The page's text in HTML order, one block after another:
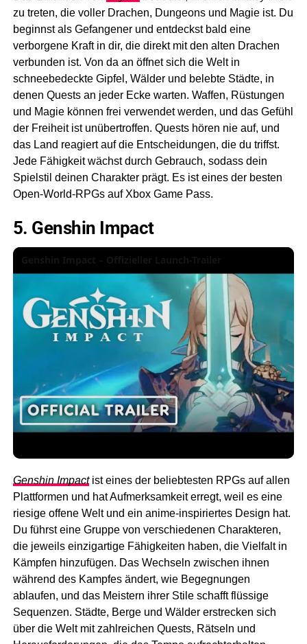
zu treten, die voller Drachen, Dungeons und Magie ist. Du
beginnst als Gefangener und entdeckst bald eine
verborgene Kraft in dir, die direkt mit den alten Drachen
verbunden ist. Von da an öffnet sich die Welt in
schneebedeckte Gipfel, Wälder und belebte Städte, in
denen Quests an jeder Ecke warten. Waffen, Rüstungen
und Magie können frei verwendet werden, und das Gefühl
der Freiheit ist unübertroffen. Quests hören nie auf, und
das Land reagiert auf die Entscheidungen, die du triffst.
Jede Fähigkeit wächst durch Gebrauch, sodass dein
Spielstil deinen Charakter prägt. Es ist eines der besten
Open-World-RPGs auf Xbox Game Pass.
5. Genshin Impact
Genshin Impactist eines der beliebtesten RPGs auf allen
Plattformen und hat Aufmerksamkeit erregt, weil es eine
riesige offene Welt und ein anime-inspiriertes Design hat.
Du führst eine Gruppe von verschiedenen Charakteren,
die jeweils einzigartige Fähigkeiten haben, die Vielfalt in
Kämpfen hinzufügen. Das Wechseln zwischen ihnen
während des Kampfes ändert, wie Begegnungen
ablaufen, und das Meistern ihrer Stile schafft flüssige
Sequenzen. Städte, Berge und Wälder erstrecken sich
über die Welt mit zahlreichen Quests, Rätseln und